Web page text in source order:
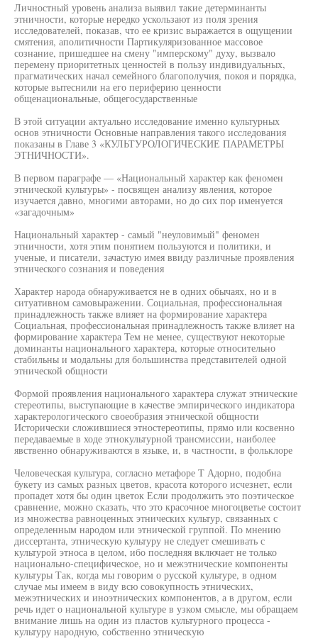
Личностный уровень анализа выявил такие детерминанты
этничности, которые нередко ускользают из поля зрения
исследователей, показав, что ее кризис выражается в ощущении
смятения, аполитичности Партикуляризованное массовое
сознание, пришедшее на смену "имперскому" духу, вызвало
перемену приоритетных ценностей в пользу индивидуальных,
прагматических начал семейного благополучия, покоя и порядка,
которые вытеснили на его периферию ценности
общенациональные, общегосударственные
В этой ситуации актуально исследование именно культурных
основ этничности Основные направления такого исследования
показаны в Главе 3 «КУЛЬТУРОЛОГИЧЕСКИЕ ПАРАМЕТРЫ
ЭТНИЧНОСТИ».
В первом параграфе — «Национальный характер как феномен
этнической культуры» - посвящен анализу явления, которое
изучается давно, многими авторами, но до сих пор именуется
«загадочным»
Национальный характер - самый "неуловимый" феномен
этничности, хотя этим понятием пользуются и политики, и
ученые, и писатели, зачастую имея ввиду различные проявления
этнического сознания и поведения
Характер народа обнаруживается не в одних обычаях, но и в
ситуативном самовыражении. Социальная, профессиональная
принадлежность также влияет на формирование характера
Социальная, профессиональная принадлежность также влияет на
формирование характера Тем не менее, существуют некоторые
доминанты национального характера, которые относительно
стабильны и модальны для большинства представителей одной
этнической общности
Формой проявления национального характера служат этнические
стереотипы, выступающие в качестве эмпирического индикатора
характерологического своеобразия этнической общности
Исторически сложившиеся этностереотипы, прямо или косвенно
передаваемые в ходе этнокультурной трансмиссии, наиболее
явственно обнаруживаются в языке, и, в частности, в фольклоре
Человеческая культура, согласно метафоре Т Адорно, подобна
букету из самых разных цветов, красота которого исчезнет, если
пропадет хотя бы один цветок Если продолжить это поэтическое
сравнение, можно сказать, что это красочное многоцветье состоит
из множества равноценных этнических культур, связанных с
определенным народом или этнической группой. По мнению
диссертанта, этническую культуру не следует смешивать с
культурой этноса в целом, ибо последняя включает не только
национально-специфическое, но и межэтнические компоненты
культуры Так, когда мы говорим о русской культуре, в одном
случае мы имеем в виду всю совокупность этнических,
межэтнических и иноэтнических компонентов, а в другом, если
речь идет о национальной культуре в узком смысле, мы обращаем
внимание лишь на один из пластов культурного процесса -
культуру народную, собственно этническую